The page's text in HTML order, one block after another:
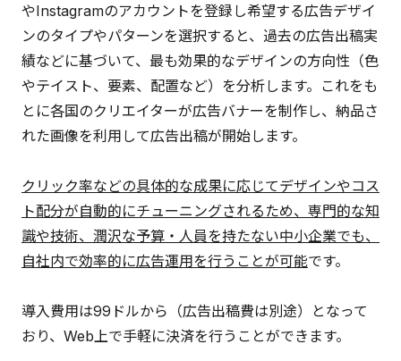
やInstagramのアカウントを登録し希望する広告デザイ
ンのタイプやパターンを選択すると、過去の広告出稿実
績などに基づいて、最も効果的なデザインの方向性（色
やテイスト、要素、配置など）を分析します。これをも
とに各国のクリエイターが広告バナーを制作し、納品さ
れた画像を利用して広告出稿が開始します。
クリック率などの具体的な成果に応じてデザインやコス
ト配分が自動的にチューニングされるため、専門的な知
識や技術、潤沢な予算・人員を持たない中小企業でも、
自社内で効率的に広告運用を行うことが可能です。
導入費用は99ドルから（広告出稿費は別途）となって
おり、Web上で手軽に決済を行うことができます。